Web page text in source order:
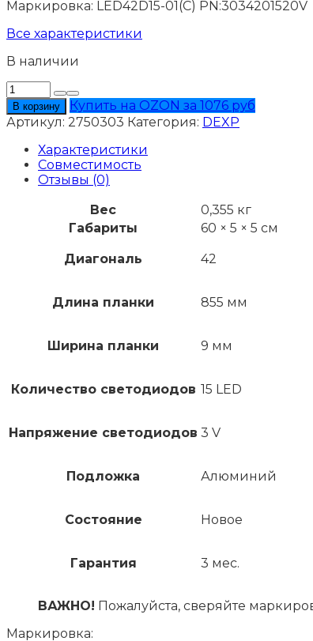
Маркировка: LED42D15-01(C) PN:3034201520V
Все характеристики
В наличии
Количество
товара
Подсветка
DEXP
F42C7000E
В корзину
Купить на OZON за 1076 руб
Артикул: 2750303 Категория: DEXP
Характеристики
Совместимость
Отзывы (0)
Вес
0,355 кг
Габариты
60 × 5 × 5 см
Диагональ 42
Длина планки 855 мм
Ширина планки 9 мм
Количество светодиодов 15 LED
Напряжение светодиодов 3 V
Подложка Алюминий
Состояние Новое
Гарантия 3 мес.
ВАЖНО! Пожалуйста, сверяйте
Маркировка: